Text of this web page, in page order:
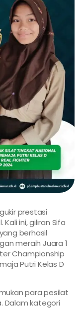
prestasi
ini, giliran Sifa
berhasil
meraih Juara 1
Championship
Putri Kelas D
para pesilat
Dalam kategori